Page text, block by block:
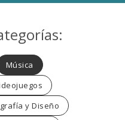
Música
y Diseño